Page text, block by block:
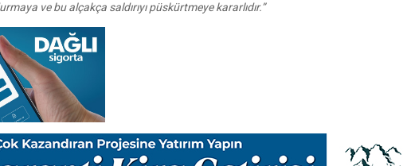
ve bu alçakça saldırıyı püskürtmeye kararlıdır.”